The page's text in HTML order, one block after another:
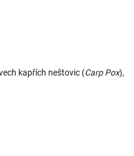
kapřích neštovic (Carp Pox),